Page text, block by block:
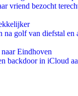
vriend bezocht
golf van diefstal en
Eindhoven
backdoor in iCloud